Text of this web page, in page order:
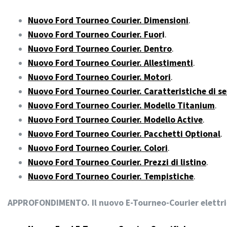
Nuovo Ford Tourneo Courier. Dimensioni.
Nuovo Ford Tourneo Courier. Fuori.
Nuovo Ford Tourneo Courier. Dentro.
Nuovo Ford Tourneo Courier. Allestimenti.
Nuovo Ford Tourneo Courier. Motori.
Nuovo Ford Tourneo Courier. Caratteristiche di
Nuovo Ford Tourneo Courier. Modello Titanium.
Nuovo Ford Tourneo Courier. Modello Active.
Nuovo Ford Tourneo Courier. Pacchetti Optional.
Nuovo Ford Tourneo Courier. Colori.
Nuovo Ford Tourneo Courier. Prezzi di listino.
Nuovo Ford Tourneo Courier. Tempistiche.
APPROFONDIMENTO. Il nuovo E-Tourneo-Courier